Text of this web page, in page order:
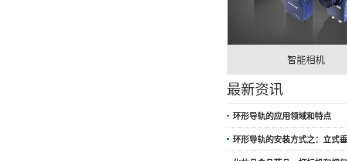
智能相机
最新资讯
环形导轨的应用领域和特点
环形导轨的安装方式之：立式